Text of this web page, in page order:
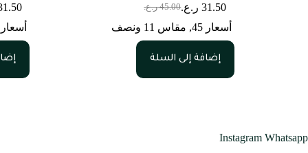
45.00 ر.ع. السعر
الأصلي
هو:
45.00 ر.ع..
31.50 ر.ع.السعر
الحالي
هو:
31.50 ر.ع..
أسعار 45 , مقاس 11 ونصف
إضافة إلى السلة
أسعار 45
Instagram Whatsapp